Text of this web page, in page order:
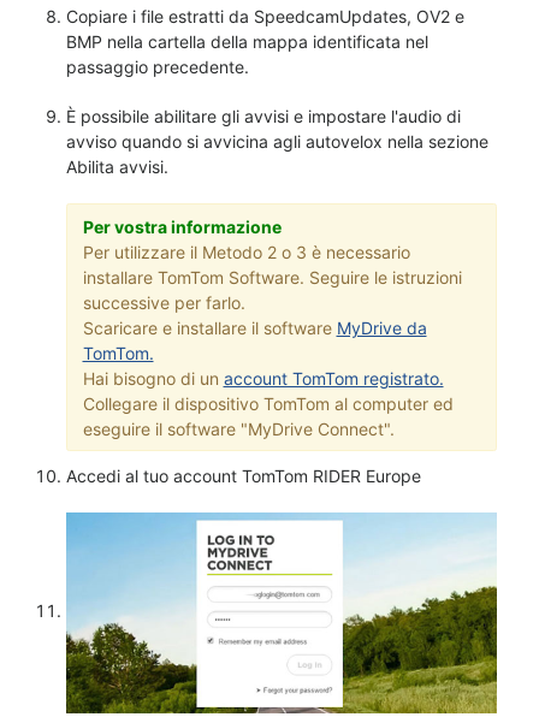
Copiare i file estratti da SpeedcamUpdates, OV2 e
BMP nella cartella della mappa identificata nel
passaggio precedente.
È possibile abilitare gli avvisi e impostare l'audio di
avviso quando si avvicina agli autovelox nella sezione
Abilita avvisi.
Per vostra informazione
Per utilizzare il Metodo 2 o 3 è necessario
installare TomTom Software. Seguire le istruzioni
successive per farlo.
Scaricare e installare il software MyDrive da
TomTom.
Hai bisogno di un account TomTom registrato.
Collegare il dispositivo TomTom al computer ed
eseguire il software "MyDrive Connect".
Accedi al tuo account TomTom RIDER Europe